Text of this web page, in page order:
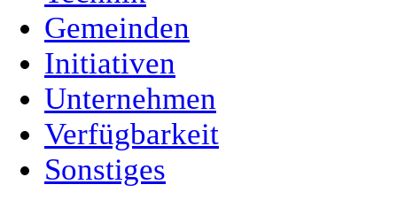
Gemeinden
Initiativen
Unternehmen
Verfügbarkeit
Sonstiges